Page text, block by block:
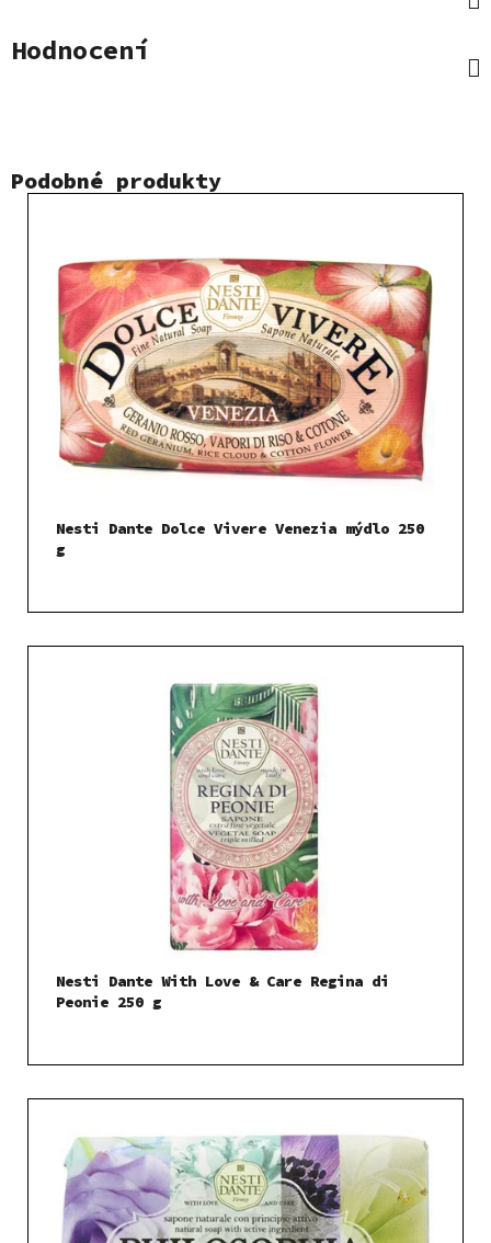
Hodnocení
Podobné produkty
Nesti Dante Dolce Vivere Venezia mýdlo 250
g
Nesti Dante With Love & Care Regina di
Peonie 250 g